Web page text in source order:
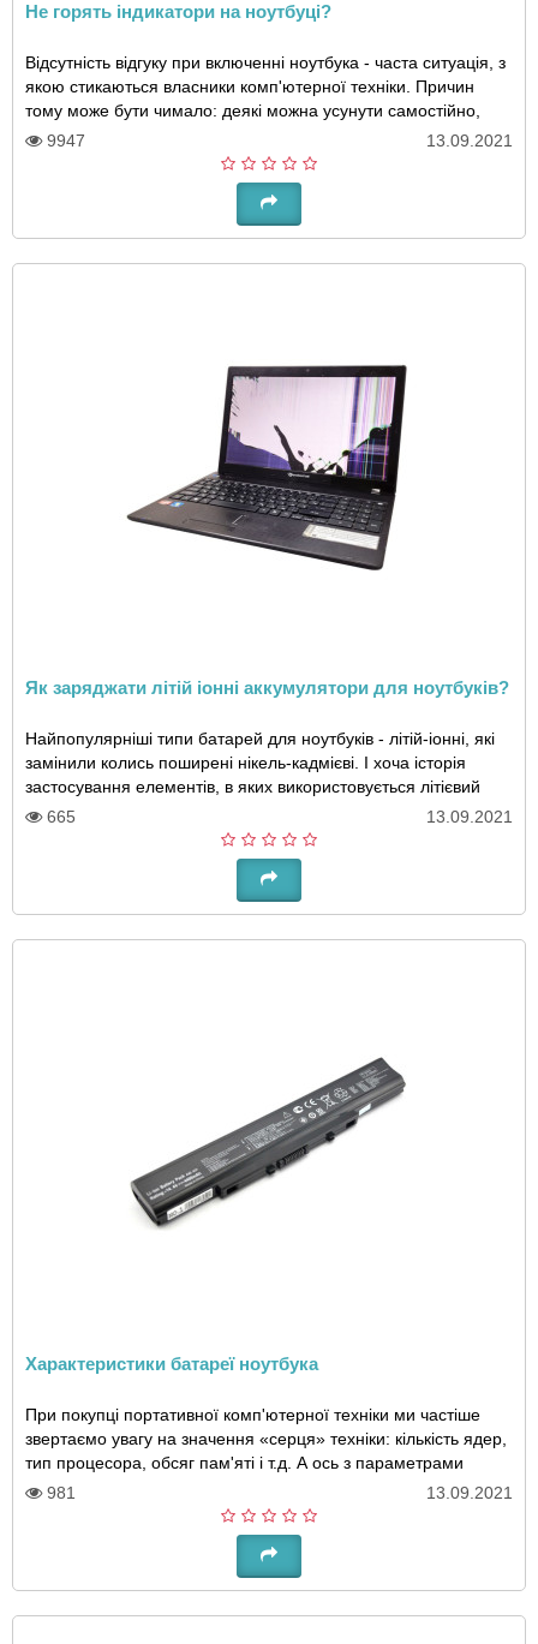
Не горять індикатори на ноутбуці?
Відсутність відгуку при включенні ноутбука - часта ситуація, з
якою стикаються власники комп'ютерної техніки. Причин
тому може бути чимало: деякі можна усунути самостійно,
але в ряді випадків все ж до..
9947 13.09.2021
Як заряджати літій іонні аккумулятори для ноутбуків?
Найпопулярніші типи батарей для ноутбуків - літій-іонні, які
замінили колись поширені нікель-кадмієві. І хоча історія
застосування елементів, в яких використовується літієвий
анод, налічує понад півст..
665 13.09.2021
Характеристики батареї ноутбука
При покупці портативної комп'ютерної техніки ми частіше
звертаємо увагу на значення «серця» техніки: кількість ядер,
тип процесора, обсяг пам'яті і т.д. А ось з параметрами
підбору акумулятора для ноу..
981 13.09.2021